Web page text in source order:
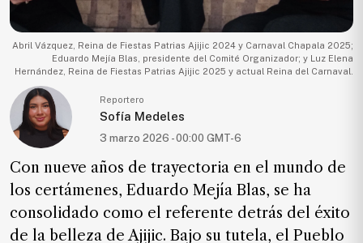
Política
Entretenimiento
Negocios
Real
Estate
Gente
PARA
SUSCRIPTORES
Abril Vázquez, Reina de Fiestas Patrias Ajijic 2024 y Carnaval Chapala 2025;
Eduardo Mejía Blas, presidente del Comité Organizador; y Luz Elena
Hernández, Reina de Fiestas Patrias Ajijic 2025 y actual Reina del Carnaval.
Reportero
Sofía Medeles
3 marzo 2026 - 00:00 GMT-6
Con nueve años de trayectoria en el mundo de
los certámenes, Eduardo Mejía Blas, se ha
consolidado como el referente detrás del éxito
de la belleza de Ajijic. Bajo su tutela, el Pueblo